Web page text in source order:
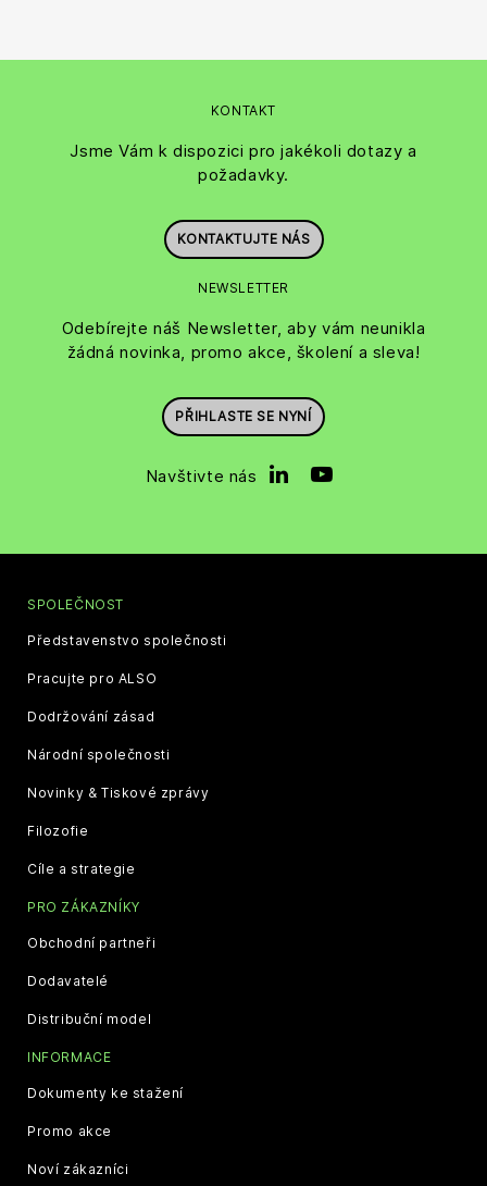
KONTAKT
Jsme Vám k dispozici pro jakékoli dotazy a
požadavky.
KONTAKTUJTE NÁS
NEWSLETTER
Odebírejte náš Newsletter, aby vám neunikla
žádná novinka, promo akce, školení a sleva!
PŘIHLASTE SE NYNÍ
Navštivte nás
SPOLEČNOST
Představenstvo společnosti
Pracujte pro ALSO
Dodržování zásad
Národní společnosti
Novinky & Tiskové zprávy
Filozofie
Cíle a strategie
PRO ZÁKAZNÍKY
Obchodní partneři
Dodavatelé
Distribuční model
INFORMACE
Dokumenty ke stažení
Promo akce
Noví zákazníci